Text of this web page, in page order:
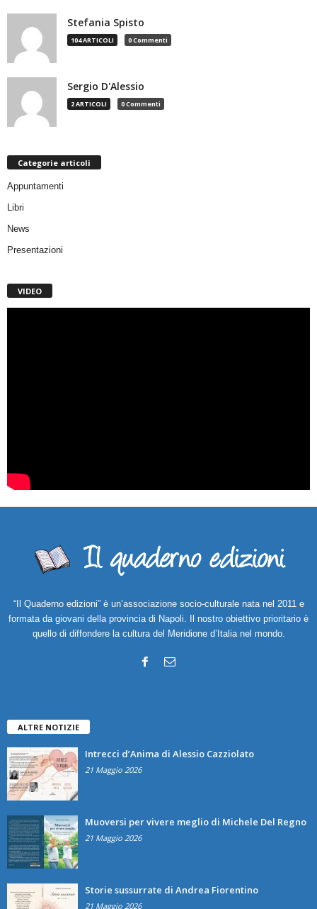
Stefania Spisto
104 ARTICOLI 0 Commenti
Sergio D'Alessio
2 ARTICOLI 0 Commenti
Categorie articoli
Appuntamenti
Libri
News
Presentazioni
VIDEO
“Il Quaderno edizioni” è un’associazione socio-culturale nata nel 2011 e
formata da giovani della provincia di Napoli. Il nostro obiettivo prioritario è
quello di diffondere la cultura del Meridione d’Italia nel mondo.
ALTRE NOTIZIE
Intrecci d’Anima di Alessio Cazziolato
21 Maggio 2026
Muoversi per vivere meglio di Michele Del Regno
21 Maggio 2026
Storie sussurrate di Andrea Fiorentino
21 Maggio 2026